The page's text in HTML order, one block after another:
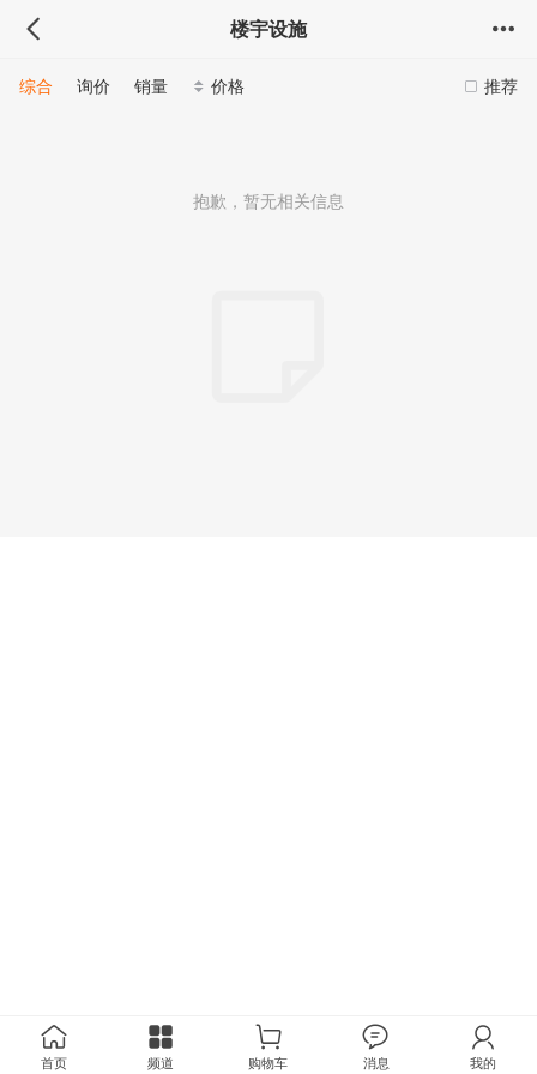
楼宇设施
推荐
综合 询价 销量 价格
抱歉，暂无相关信息
首页 频道 购物车 消息 我的